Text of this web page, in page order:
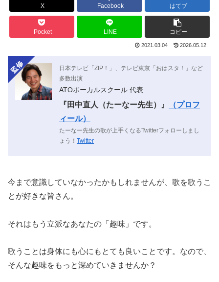
X Facebook はてブ
Pocket LINE コピー
2021.03.04 2026.05.12
日本テレビ「ZIP！」、テレビ東京「おはスタ！」など
多数出演
ATOボーカルスクール 代表
『田中直人（たーなー先生）』
（プロフ
ィール）
たーなー先生の歌が上手くなるTwitterフォローしまし
ょう！ Twitter
今まで意識していなかったかもしれませんが、歌を歌うこ
とが好きな皆さん。
それはもう立派なあなたの「趣味」です。
歌うことは身体にも心にもとても良いことです。なので、
そんな趣味をもっと深めていきませんか？